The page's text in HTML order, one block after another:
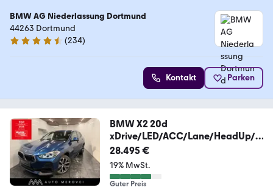
BMW AG Niederlassung Dortmund
44263 Dortmund
4.4 Sterne
(234)
Kontakt Parken
BMW X2 20d
xDrive/LED/ACC/Lane/HeadUp/P
ano/AppleCar
28.495 €
19% MwSt.
Guter Preis